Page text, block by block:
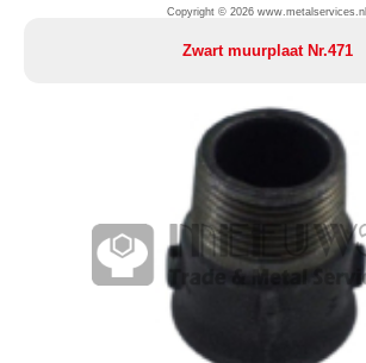
Copyright © 2026 www.metalservices.nl
Zwart muurplaat Nr.471